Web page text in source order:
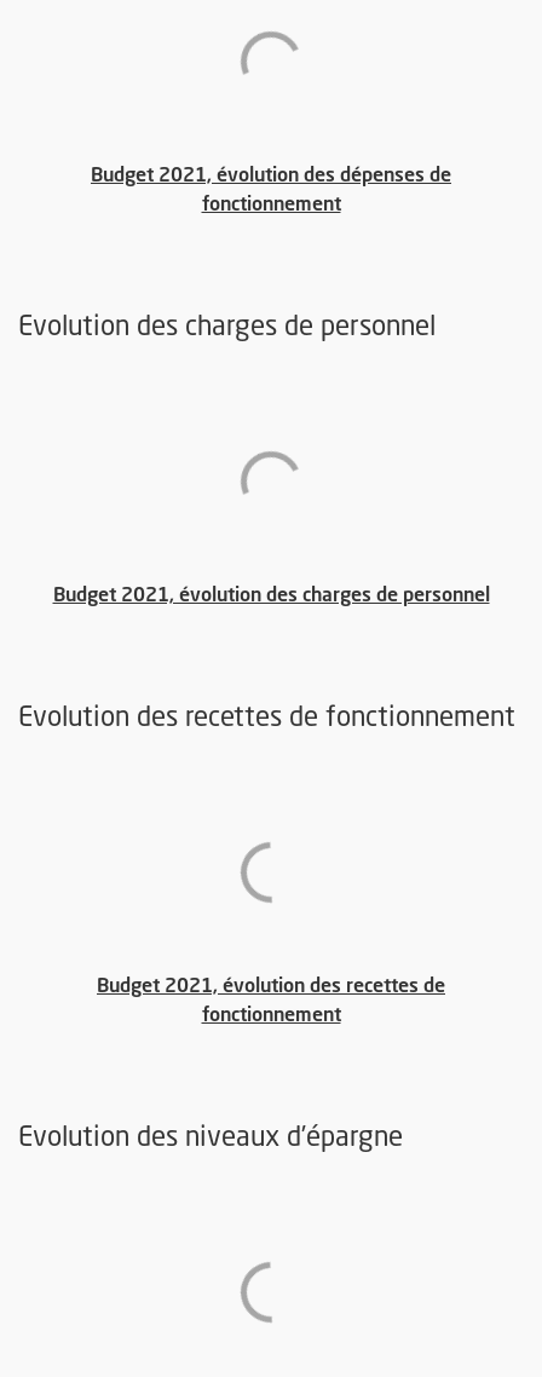
Budget 2021, évolution des dépenses de
fonctionnement, Ouvre une nouvelle
Evolution des charges de personnel
Budget 2021, évolution des charges de personnel
Evolution des recettes de fonctionnement
Budget 2021, évolution des recettes de
fonctionnement, Ouvre une nouvelle
Evolution des niveaux d’épargne